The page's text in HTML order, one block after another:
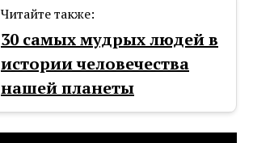
Читайте также:
30 самых мудрых людей в
истории человечества
нашей планеты